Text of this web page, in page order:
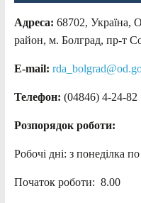
Адреса: 68702, Україна,
район, м. Болград, пр-т
E-mail:
Телефон: (04846) 4-24-82
Розпорядок роботи:
Робочі дні: з понеділка
Початок роботи: 8.00